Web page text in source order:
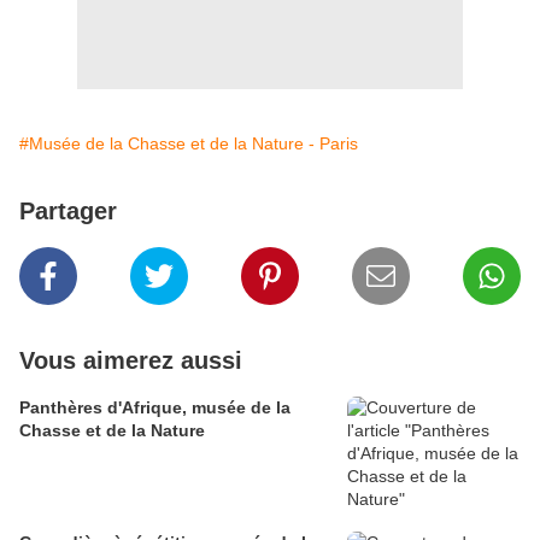
#Musée de la Chasse et de la Nature - Paris
Partager
Vous aimerez aussi
Panthères d'Afrique, musée de la
Chasse et de la Nature